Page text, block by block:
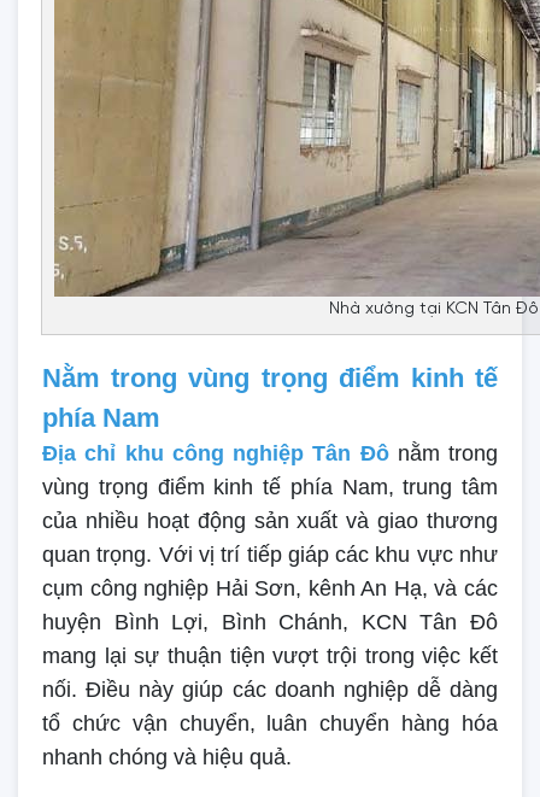
Nhà xưởng tại KCN Tân
Nằm trong vùng trọng điểm kinh tế
phía Nam
Địa chỉ khu công nghiệp Tân Đônằm trong
vùng trọng điểm kinh tế phía Nam, trung tâm
của nhiều hoạt động sản xuất và giao thương
quan trọng. Với vị trí tiếp giáp các khu vực như
cụm công nghiệp Hải Sơn, kênh An Hạ, và các
huyện Bình Lợi, Bình Chánh, KCN Tân Đô
mang lại sự thuận tiện vượt trội trong việc kết
nối. Điều này giúp các doanh nghiệp dễ dàng
tổ chức vận chuyển, luân chuyển hàng hóa
nhanh chóng và hiệu quả.